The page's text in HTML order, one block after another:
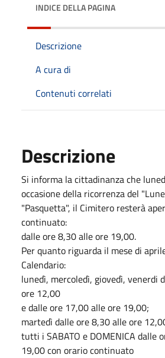
INDICE DELLA PAGINA
Descrizione
A cura di
Contenuti correlati
Descrizione
Si informa la cittadinanza che
occasione della ricorrenza del
"Pasquetta", il Cimitero resterà
continuato:
dalle ore 8,30 alle ore 19,00.
Per quanto riguarda il mese di
Calendario:
lunedì, mercoledì, giovedì, venerdi
ore 12,00
e dalle ore 17,00 alle ore 19,00;
martedì dalle ore 8,30 alle ore
tutti i SABATO e DOMENICA dalle
19,00 con orario continuato